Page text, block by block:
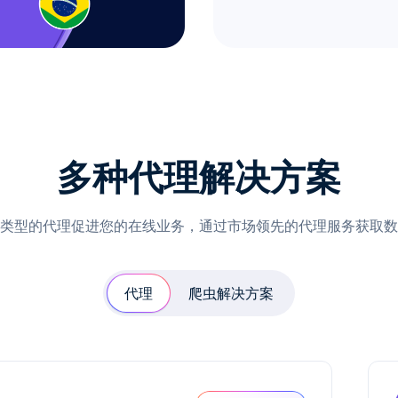
多种代理解决方案
型的代理促进您的在线业务，通过市场领先的代理服务获取
代理 爬虫解决方案